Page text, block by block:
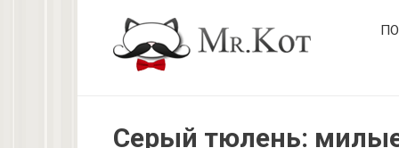
Серый тюлень: